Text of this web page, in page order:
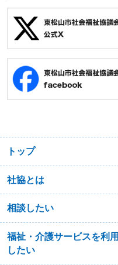
トップ
社協とは
相談したい
福祉・介護サービスを利用
したい